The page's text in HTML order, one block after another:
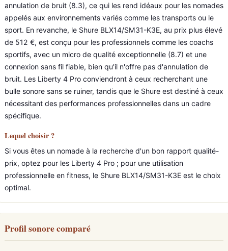
annulation de bruit (8.3), ce qui les rend idéaux pour les nomades
appelés aux environnements variés comme les transports ou le
sport. En revanche, le Shure BLX14/SM31-K3E, au prix plus élevé
de 512 €, est conçu pour les professionnels comme les coachs
sportifs, avec un micro de qualité exceptionnelle (8.7) et une
connexion sans fil fiable, bien qu'il n'offre pas d'annulation de
bruit. Les Liberty 4 Pro conviendront à ceux recherchant une
bulle sonore sans se ruiner, tandis que le Shure est destiné à ceux
nécessitant des performances professionnelles dans un cadre
spécifique.
Lequel choisir ?
Si vous êtes un nomade à la recherche d'un bon rapport qualité-
prix, optez pour les Liberty 4 Pro ; pour une utilisation
professionnelle en fitness, le Shure BLX14/SM31-K3E est le choix
optimal.
Profil sonore comparé